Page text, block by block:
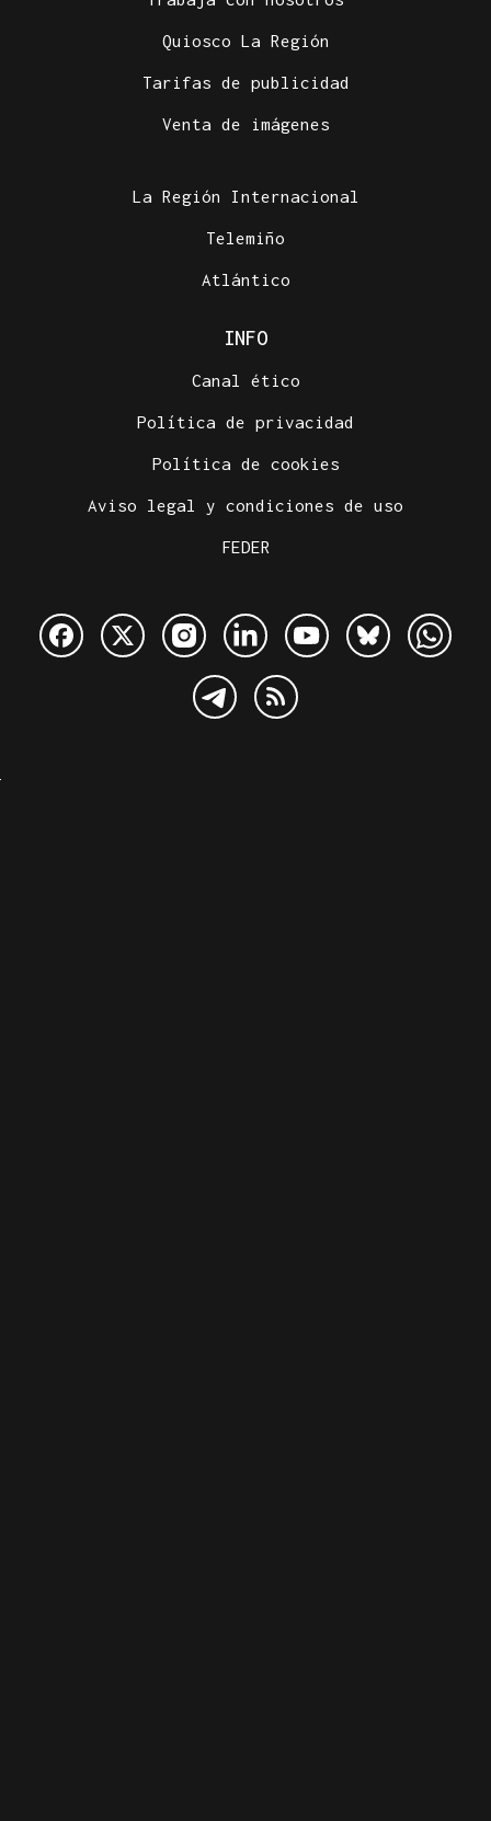
Quiosco La Región
Tarifas de publicidad
Venta de imágenes
La Región Internacional
Telemiño
Atlántico
INFO
Canal ético
Política de privacidad
Política de cookies
Aviso legal y condiciones de uso
FEDER